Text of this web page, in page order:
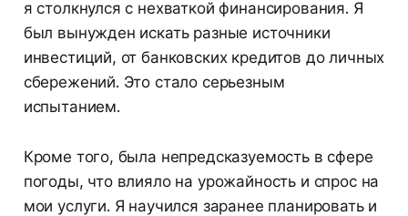
я столкнулся с нехваткой финансирования. Я
был вынужден искать разные источники
инвестиций, от банковских кредитов до личных
сбережений. Это стало серьезным
испытанием.
Кроме того, была непредсказуемость в сфере
погоды, что влияло на урожайность и спрос на
мои услуги. Я научился заранее планировать и